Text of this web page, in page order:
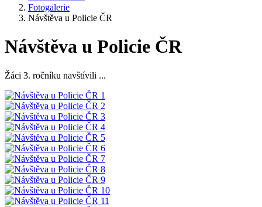
Fotogalerie
Návštěva u Policie ČR
Návštěva u Policie ČR
Žáci 3. ročníku navštívili ...